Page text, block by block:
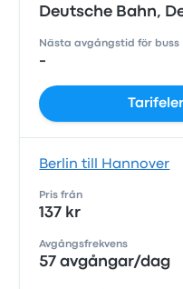
Deutsche Bahn,
Nästa avgångstid för buss
-
Berlin till Hannover
Pris från
137 kr
Avgångsfrekvens
57 avgångar/dag